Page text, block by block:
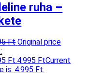
ruha –
Ft Original price
Ft.4.995 FtCurrent
is: 4.995 Ft.